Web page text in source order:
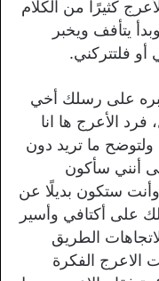
كثيرًا من الكلام
يتأفف ويخبر
أو فلتتركني.
على رسلك أخي
الأعرج ها انا
ما تريد دون
أنني سأكون
ستكون بديلًا عن
على أكتافي وأسير
الطريق
الاعرج الفكرة